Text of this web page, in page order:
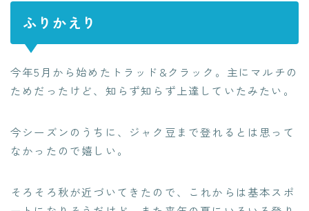
ふりかえり
今年5月から始めたトラッド&クラック。主にマルチの
ためだったけど、知らず知らず上達していたみたい。
今シーズンのうちに、ジャク豆まで登れるとは思って
なかったので嬉しい。
そろそろ秋が近づいてきたので、これからは基本スポ